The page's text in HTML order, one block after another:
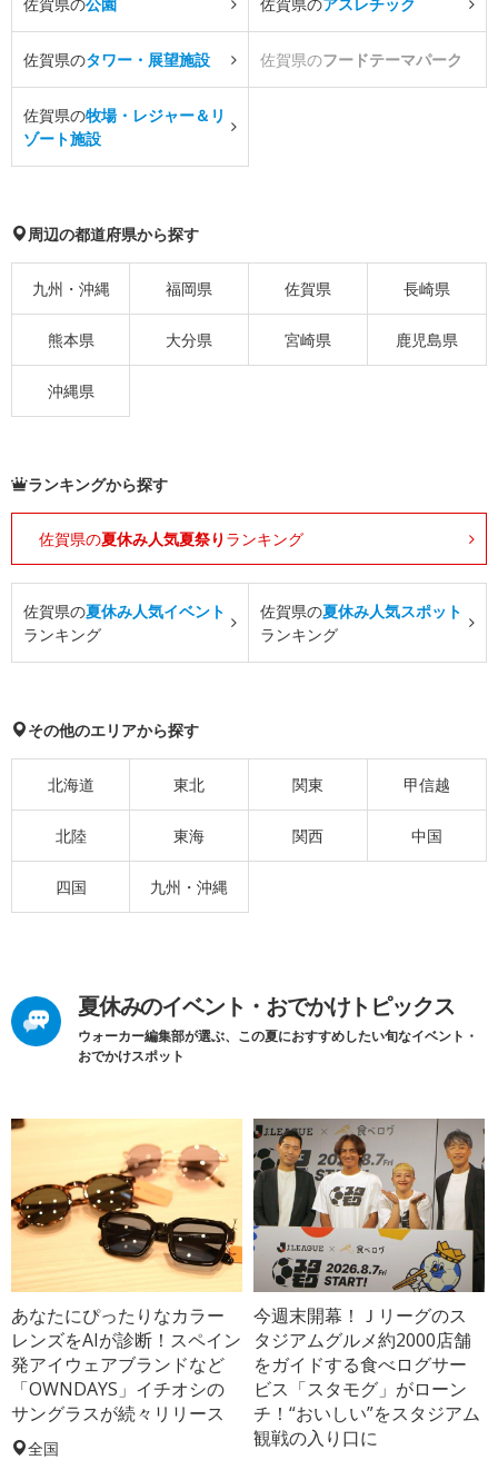
佐賀県のタワー・展望施設 佐賀県のフードテーマパーク
佐賀県の牧場・レジャー＆リ
ゾート施設
周辺の都道府県から探す
九州・沖縄 福岡県 佐賀県 長崎県
熊本県 大分県 宮崎県 鹿児島県
沖縄県
ランキングから探す
佐賀県の夏休み人気夏祭り ランキング
佐賀県の夏休み人気イベント
ランキング
佐賀県の夏休み人気スポット
ランキング
その他のエリアから探す
北海道 東北 関東 甲信越
北陸 東海 関西 中国
四国 九州・沖縄
夏休みのイベント・おでかけトピックス
ウォーカー編集部が選ぶ、この夏におすすめしたい旬なイベント・
おでかけスポット
あなたにぴったりなカラー
レンズをAIが診断！スペイン
発アイウェアブランドなど
「OWNDAYS」イチオシの
サングラスが続々リリース
全国
今週末開幕！Ｊリーグのス
タジアムグルメ約2000店舗
をガイドする食べログサー
ビス「スタモグ」がローン
チ！“おいしい”をスタジアム
観戦の入り口に